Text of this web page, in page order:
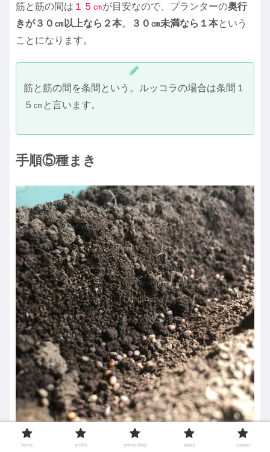
筋と筋の間は １５㎝が目安なので、プランターの奥行
きが３０㎝以上なら２本。 ３０㎝未満なら１本という
ことになります。
筋と筋の間を条間という。ルッコラの場合は条間１
５㎝と言います。
手順⑤種まき
さっき作った筋に種まきをします。
home profile online shop about contact